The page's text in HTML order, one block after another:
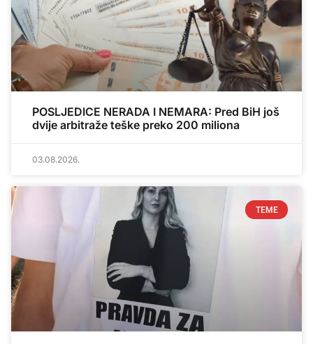
POSLJEDICE NERADA I NEMARA: Pred BiH još
dvije arbitraže teške preko 200 miliona
03.08.2026.
TEME